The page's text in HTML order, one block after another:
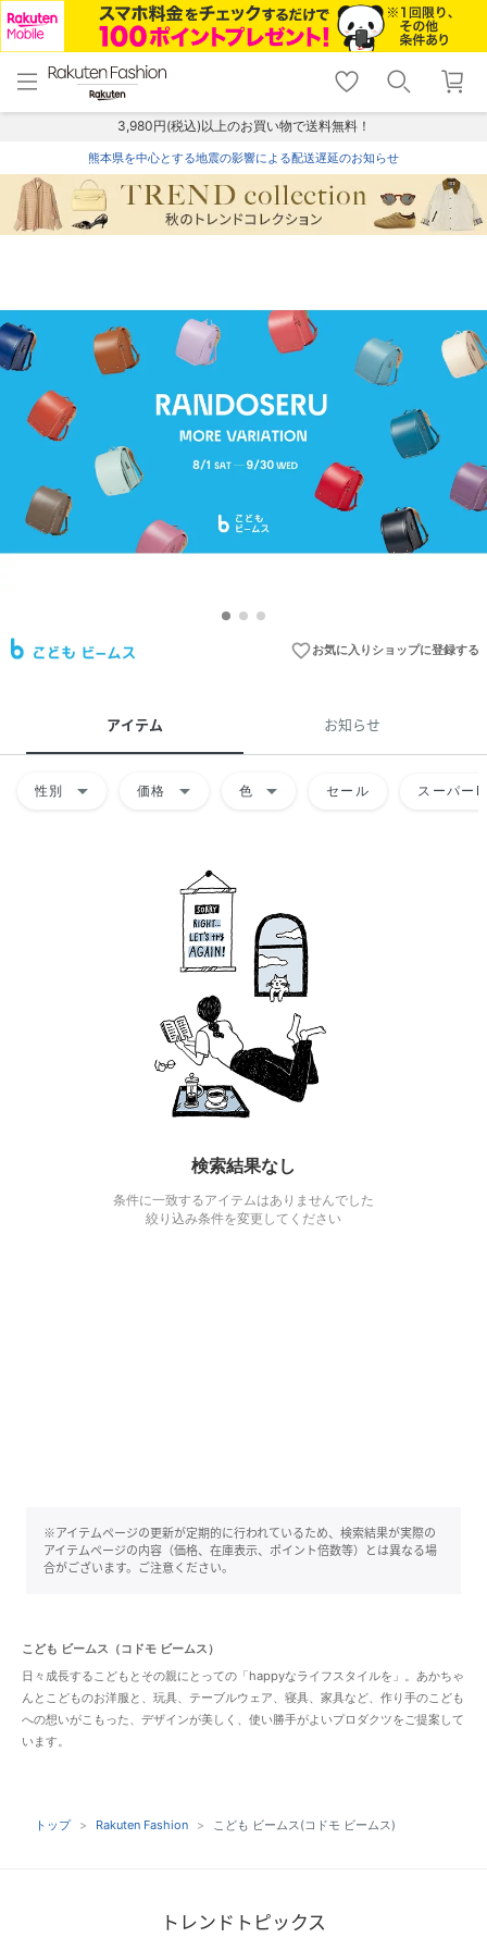
menu home
トップ
shopping_cart lock_outline
ログイン
3,980円(税込)以上のお買い物で送料無料！
熊本県を中心とする地震の影響による配送遅延のお知らせ
favorite_borderお気に入りショップに登録する
アイテム お知らせ
性別 arrow_drop_down 価格 arrow_drop_down 色 arrow_drop_down セール スーパー
検索結果なし
条件に一致するアイテムはありませんでした
絞り込み条件を変更してください
※アイテムページの更新が定期的に行われているため、検索結果が実際の
アイテムページの内容（価格、在庫表示、ポイント倍数等）とは異なる場
合がございます。ご注意ください。
こども ビームス（コドモ ビームス）
日々成長するこどもとその親にとっての「happyなライフスタイルを」。あかちゃ
んとこどものお洋服と、玩具、テーブルウェア、寝具、家具など、作り手のこども
への想いがこもった、デザインが美しく、使い勝手がよいプロダクツをご提案して
います。
トップ Rakuten Fashion こども ビームス(コドモ ビームス)
トレンドトピックス